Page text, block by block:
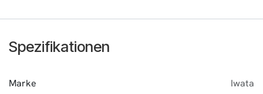
Spezifikationen
Marke Iwata